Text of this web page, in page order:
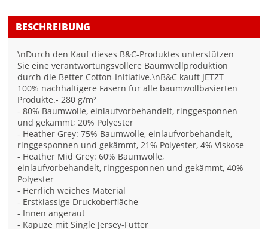
BESCHREIBUNG
\nDurch den Kauf dieses B&C-Produktes unterstützen
Sie eine verantwortungsvollere Baumwollproduktion
durch die Better Cotton-Initiative.\nB&C kauft JETZT
100% nachhaltigere Fasern für alle baumwollbasierten
Produkte.- 280 g/m²
- 80% Baumwolle, einlaufvorbehandelt, ringgesponnen
und gekämmt; 20% Polyester
- Heather Grey: 75% Baumwolle, einlaufvorbehandelt,
ringgesponnen und gekämmt, 21% Polyester, 4% Viskose
- Heather Mid Grey: 60% Baumwolle,
einlaufvorbehandelt, ringgesponnen und gekämmt, 40%
Polyester
- Herrlich weiches Material
- Erstklassige Druckoberfläche
- Innen angeraut
- Kapuze mit Single Jersey-Futter